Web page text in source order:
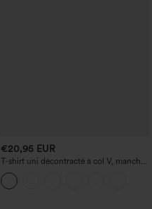
€20,95 EUR
T-shirt uni décontracté à col V, manches
courtes et fronces